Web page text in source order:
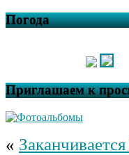
Погода
Приглашаем к
«